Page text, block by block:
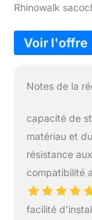
Rhinowalk
Notes de la
capacité de
matériau et
résistance
compatibilité
facilité